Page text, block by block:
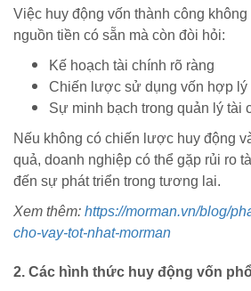
Việc huy động vốn thành công
nguồn tiền có sẵn mà còn đòi hỏi:
Kế hoạch tài chính rõ ràng
Chiến lược sử dụng vốn hợp lý
Sự minh bạch trong quản lý tài
Nếu không có chiến lược huy động
quả, doanh nghiệp có thể gặp rủi ro
đến sự phát triển trong tương lai.
Xem thêm: https://morman.vn/blog/
cho-vay-tot-nhat-morman
2. Các hình thức huy động vốn